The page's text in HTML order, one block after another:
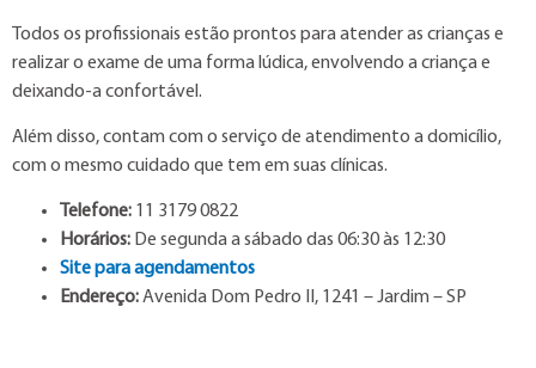
Todos os profissionais estão prontos para atender as crianças e
realizar o exame de uma forma lúdica, envolvendo a criança e
deixando-a confortável.
Além disso, contam com o serviço de atendimento a domicílio,
com o mesmo cuidado que tem em suas clínicas.
Telefone: 11 3179 0822
Horários: De segunda a sábado das 06:30 às 12:30
Site para agendamentos
Endereço:Avenida Dom Pedro II, 1241 – Jardim – SP